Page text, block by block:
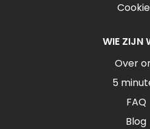
WIE ZIJN
Over
5
FAQ
Blog